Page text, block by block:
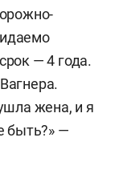
— 4 года.
жена, и я
быть?» —